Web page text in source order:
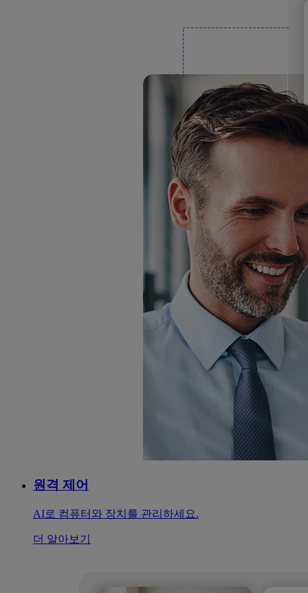
원격 제어
AI로 컴퓨터와 장치를 관리하세요.
더 알아보기